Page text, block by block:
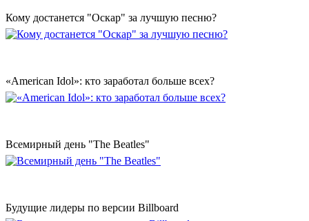
Кому достанется "Оскар" за лучшую песню?
«American Idol»: кто заработал больше всех?
Всемирный день "The Beatles"
Будущие лидеры по версии Billboard